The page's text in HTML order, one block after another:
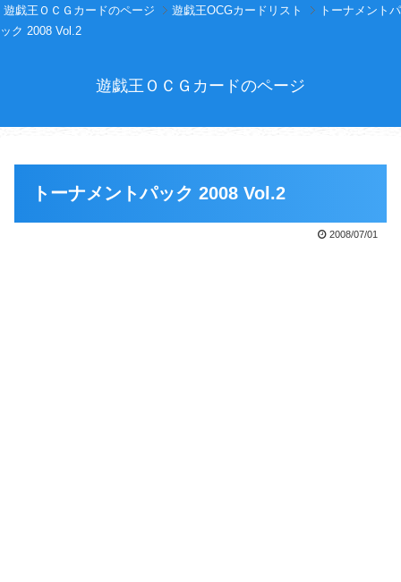
遊戯王ＯＣＧカードのページ 遊戯王OCGカードリスト
トーナメントパ
ック 2008 Vol.2
遊戯王ＯＣＧカードのページ
トーナメントパック 2008 Vol.2
2008/07/01